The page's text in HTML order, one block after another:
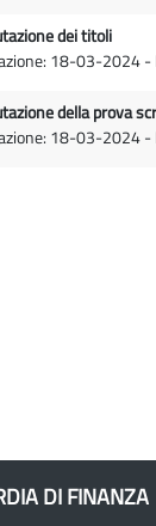
dei titoli
18-03-2024
della prova
18-03-2024
DI FINANZA